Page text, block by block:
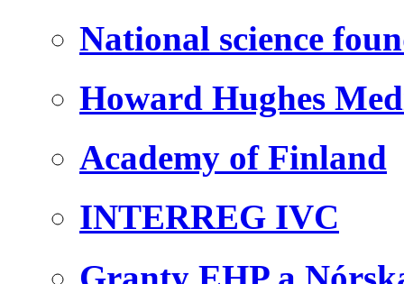
National science
Howard Hughes
Academy of Finland
INTERREG IVC